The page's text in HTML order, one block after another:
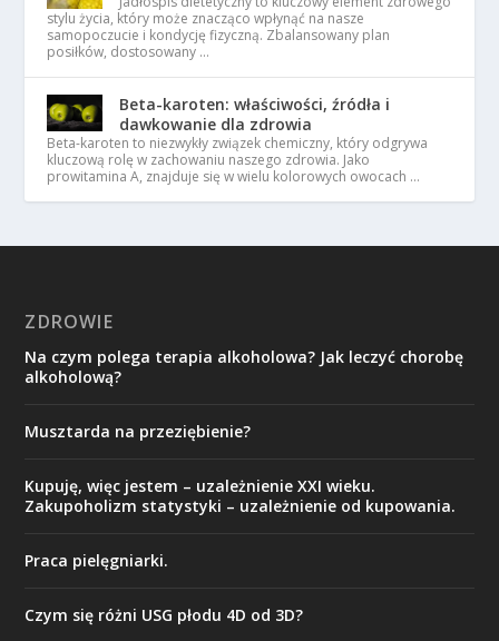
stylu życia, który może znacząco wpłynąć na nasze
samopoczucie i kondycję fizyczną. Zbalansowany plan
posiłków, dostosowany …
Beta-karoten: właściwości, źródła i
dawkowanie dla zdrowia
Beta-karoten to niezwykły związek chemiczny, który odgrywa
kluczową rolę w zachowaniu naszego zdrowia. Jako
prowitamina A, znajduje się w wielu kolorowych owocach …
ZDROWIE
Na czym polega terapia alkoholowa? Jak leczyć chorobę
alkoholową?
Musztarda na przeziębienie?
Kupuję, więc jestem – uzależnienie XXI wieku.
Zakupoholizm statystyki – uzależnienie od kupowania.
Praca pielęgniarki.
Czym się różni USG płodu 4D od 3D?